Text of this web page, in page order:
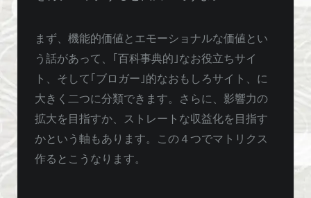
まず、機能的価値とエモーショナルな価値とい
う話があって、｢百科事典的｣なお役立ちサイ
ト、そして｢ブロガー｣的なおもしろサイト、に
大きく二つに分類できます。さらに、影響力の
拡大を目指すか、ストレートな収益化を目指す
かという軸もあります。この４つでマトリクス
作るとこうなります。